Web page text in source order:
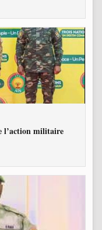
l’action militaire